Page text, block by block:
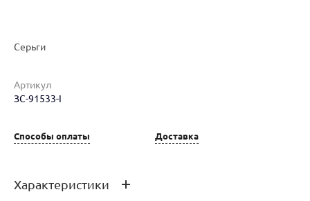
Наименование товара
Серьги
Артикул
ЗС-91533-I
Способы оплаты Доставка
Характеристики